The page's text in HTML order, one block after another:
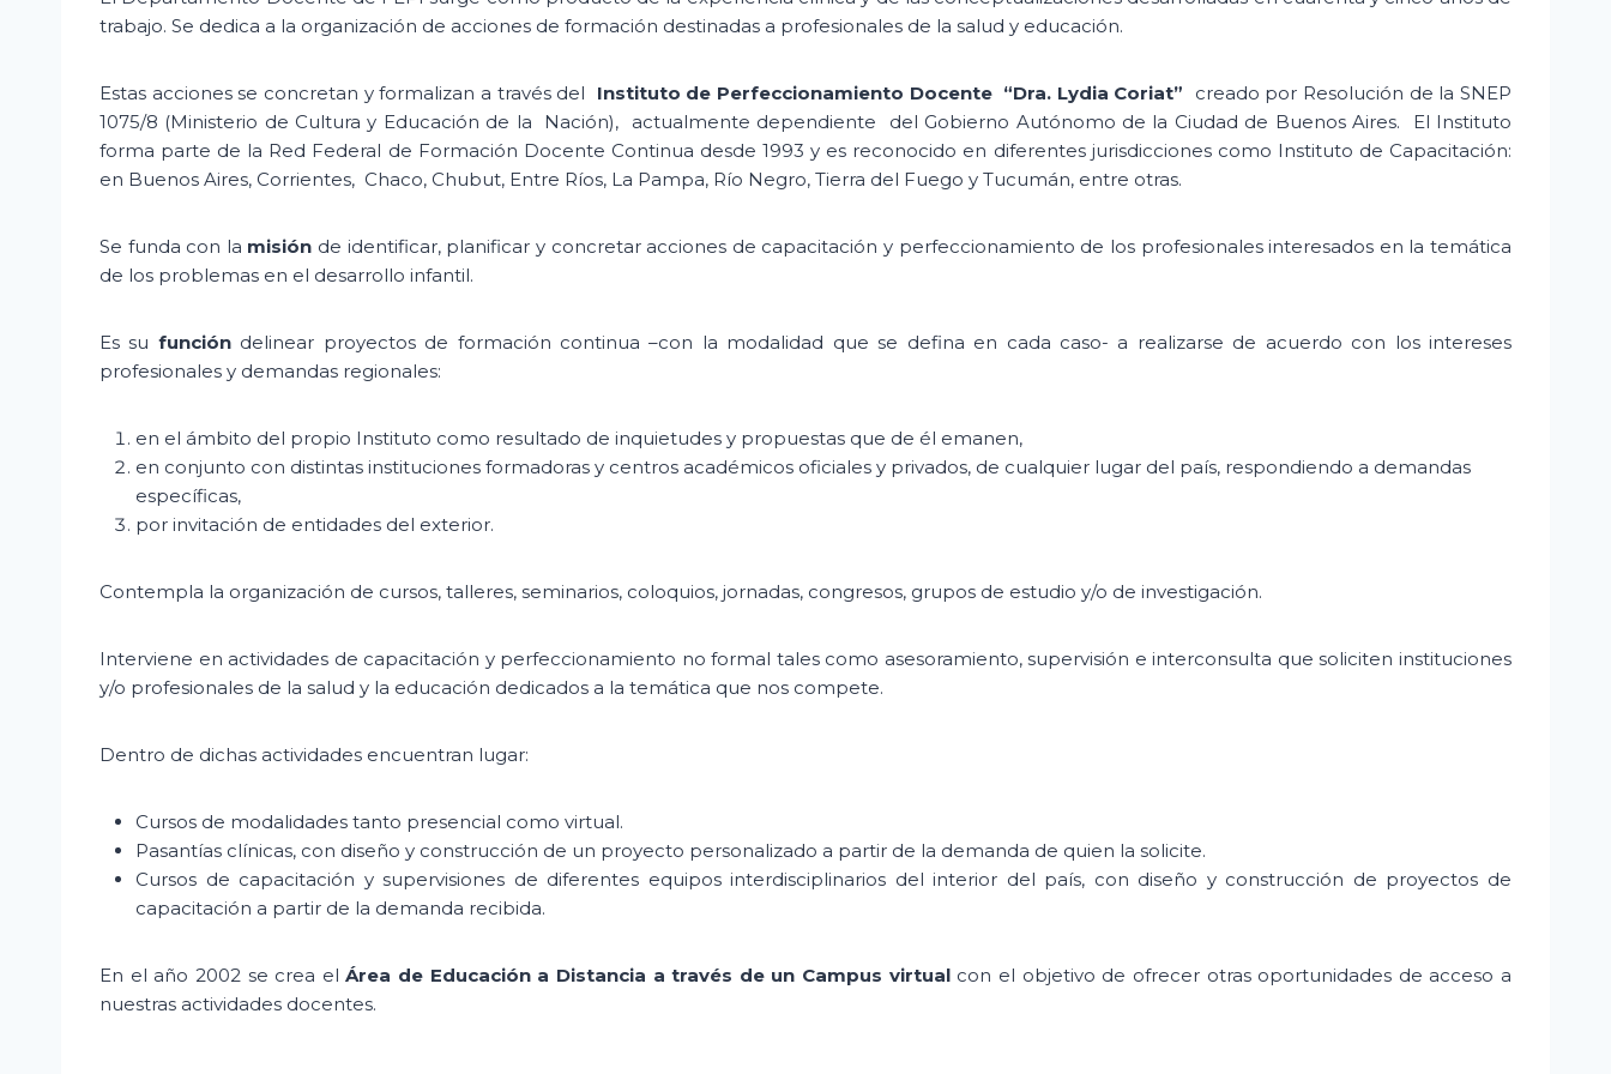
trabajo. Se dedica a la organización de acciones de formación destinadas a profesionales de la salud y educación.
Estas acciones se concretan y formalizan a través del Instituto de Perfeccionamiento Docente “Dra. Lydia Coriat” creado por Resolución de la SNEP
1075/8 (Ministerio de Cultura y Educación de la Nación), actualmente dependiente del Gobierno Autónomo de la Ciudad de Buenos Aires. El Instituto
forma parte de la Red Federal de Formación Docente Continua desde 1993 y es reconocido en diferentes jurisdicciones como Instituto de Capacitación:
en Buenos Aires, Corrientes, Chaco, Chubut, Entre Ríos, La Pampa, Río Negro, Tierra del Fuego y Tucumán, entre otras.
Se funda con la misión de identificar, planificar y concretar acciones de capacitación y perfeccionamiento de los profesionales interesados en la temática
de los problemas en el desarrollo infantil.
Es su funcióndelinear proyectos de formación continua –con la modalidad que se defina en cada caso- a realizarse de acuerdo con los intereses
profesionales y demandas regionales:
en el ámbito del propio Instituto como resultado de inquietudes y propuestas que de él emanen,
en conjunto con distintas instituciones formadoras y centros académicos oficiales y privados, de cualquier lugar del país, respondiendo a demandas
específicas,
por invitación de entidades del exterior.
Contempla la organización de cursos, talleres, seminarios, coloquios, jornadas, congresos, grupos de estudio y/o de investigación.
Interviene en actividades de capacitación y perfeccionamiento no formal tales como asesoramiento, supervisión e interconsulta que soliciten instituciones
y/o profesionales de la salud y la educación dedicados a la temática que nos compete.
Dentro de dichas actividades encuentran lugar:
Cursos de modalidades tanto presencial como virtual.
Pasantías clínicas, con diseño y construcción de un proyecto personalizado a partir de la demanda de quien la solicite.
Cursos de capacitación y supervisiones de diferentes equipos interdisciplinarios del interior del país, con diseño y construcción de proyectos de
capacitación a partir de la demanda recibida.
En el año 2002 se crea elÁrea de Educación a Distancia a través de un Campus virtual con el objetivo de ofrecer otras oportunidades de acceso a
nuestras actividades docentes.